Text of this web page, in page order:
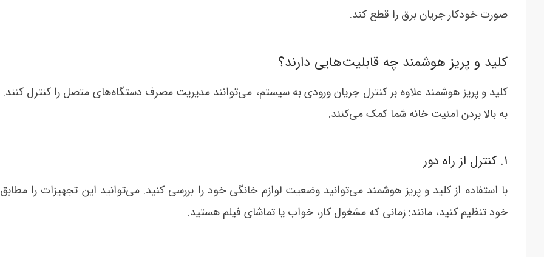
صورت خودکار جریان برق را قطع کند.
کلید و پریز هوشمند چه قابلیت‌هایی دارند؟
کلید و پریز هوشمند علاوه بر کنترل جریان ورودی به سیستم، می‌توانند مدیریت مصرف دستگاه‌های متصل را کنترل
به بالا بردن امنیت خانه شما کمک می‏‌کنند.
١. کنترل از راه دور
با استفاده از کلید و پریز هوشمند می‏‌توانید وضعیت لوازم خانگی خود را بررسی کنید. می‏‌توانید این تجهیزات را
خود تنظیم کنید، مانند: زمانی که مشغول کار، خواب یا تماشای فیلم هستید.